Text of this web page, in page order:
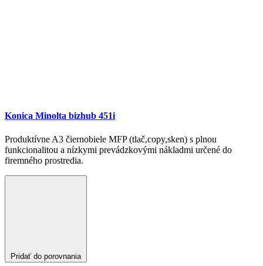
Konica Minolta bizhub 451i
Produktívne A3 čiernobiele MFP (tlač,copy,sken) s plnou
funkcionalitou a nízkymi prevádzkovými nákladmi určené do
firemného prostredia.
Pridať do porovnania